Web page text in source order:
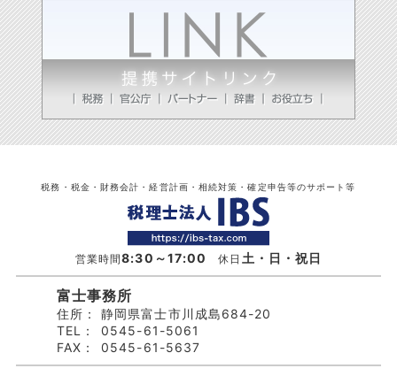
税務・税金・財務会計・経営計画・相続対策・確定申告等のサポート等
営業時間8:30～17:00 休日 土・日・祝日
富士事務所
住所：
静岡県富士市川成島684-20
TEL：
0545-61-5061
FAX：
0545-61-5637